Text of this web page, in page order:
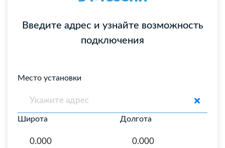
Введите адрес и узнайте возможность
подключения
Место установки
Широта Долгота